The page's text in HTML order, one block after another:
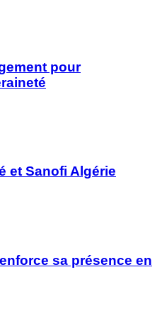
pour
et Sanofi Algérie
sa présence en